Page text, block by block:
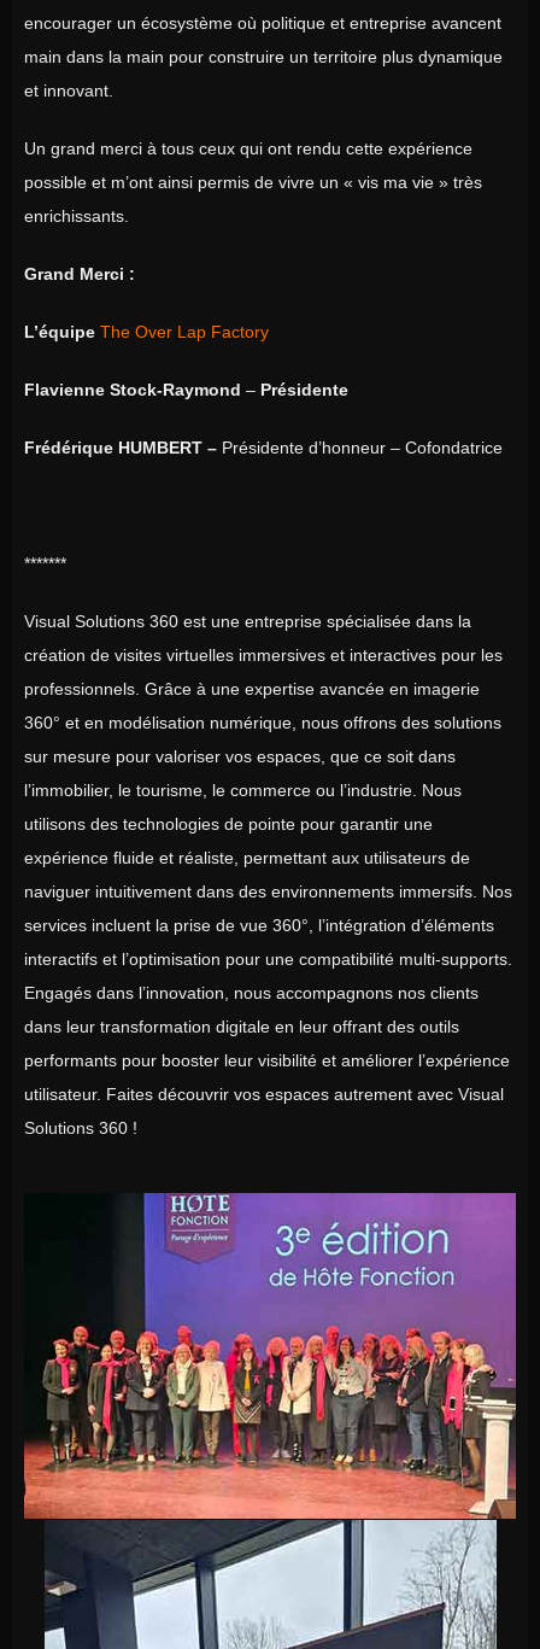
encourager un écosystème où politique et entreprise avancent
main dans la main pour construire un territoire plus dynamique
et innovant.
Un grand merci à tous ceux qui ont rendu cette expérience
possible et m’ont ainsi permis de vivre un « vis ma vie » très
enrichissants.
Grand Merci :
L’équipe The Over Lap Factory
Flavienne Stock-Raymond – Présidente
Frédérique HUMBERT – Présidente d’honneur – Cofondatrice
*******
Visual Solutions 360 est une entreprise spécialisée dans la
création de visites virtuelles immersives et interactives pour les
professionnels. Grâce à une expertise avancée en imagerie
360° et en modélisation numérique, nous offrons des solutions
sur mesure pour valoriser vos espaces, que ce soit dans
l’immobilier, le tourisme, le commerce ou l’industrie. Nous
utilisons des technologies de pointe pour garantir une
expérience fluide et réaliste, permettant aux utilisateurs de
naviguer intuitivement dans des environnements immersifs. Nos
services incluent la prise de vue 360°, l’intégration d’éléments
interactifs et l’optimisation pour une compatibilité multi-supports.
Engagés dans l’innovation, nous accompagnons nos clients
dans leur transformation digitale en leur offrant des outils
performants pour booster leur visibilité et améliorer l’expérience
utilisateur. Faites découvrir vos espaces autrement avec Visual
Solutions 360 !